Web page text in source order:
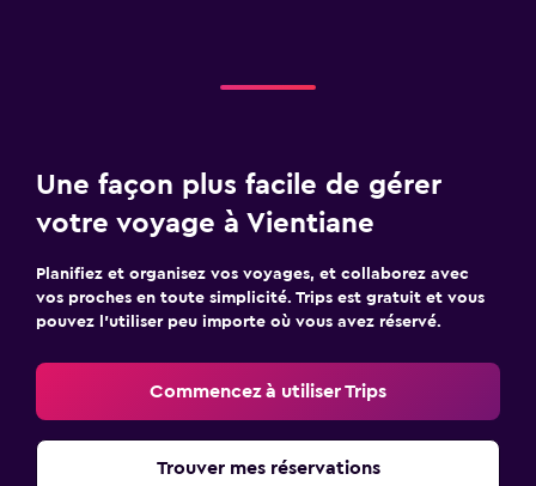
Une façon plus facile de gérer
votre voyage à Vientiane
Planifiez et organisez vos voyages, et collaborez avec
vos proches en toute simplicité. Trips est gratuit et vous
pouvez l’utiliser peu importe où vous avez réservé.
Commencez à utiliser Trips
Trouver mes réservations